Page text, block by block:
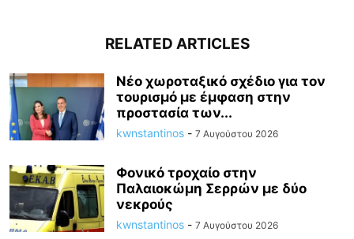
RELATED ARTICLES
Νέο χωροταξικό σχέδιο για τον
τουρισμό με έμφαση στην
προστασία των...
kwnstantinos - 7 Αυγούστου 2026
Φονικό τροχαίο στην
Παλαιοκώμη Σερρών με δύο
νεκρούς
kwnstantinos - 7 Αυγούστου 2026